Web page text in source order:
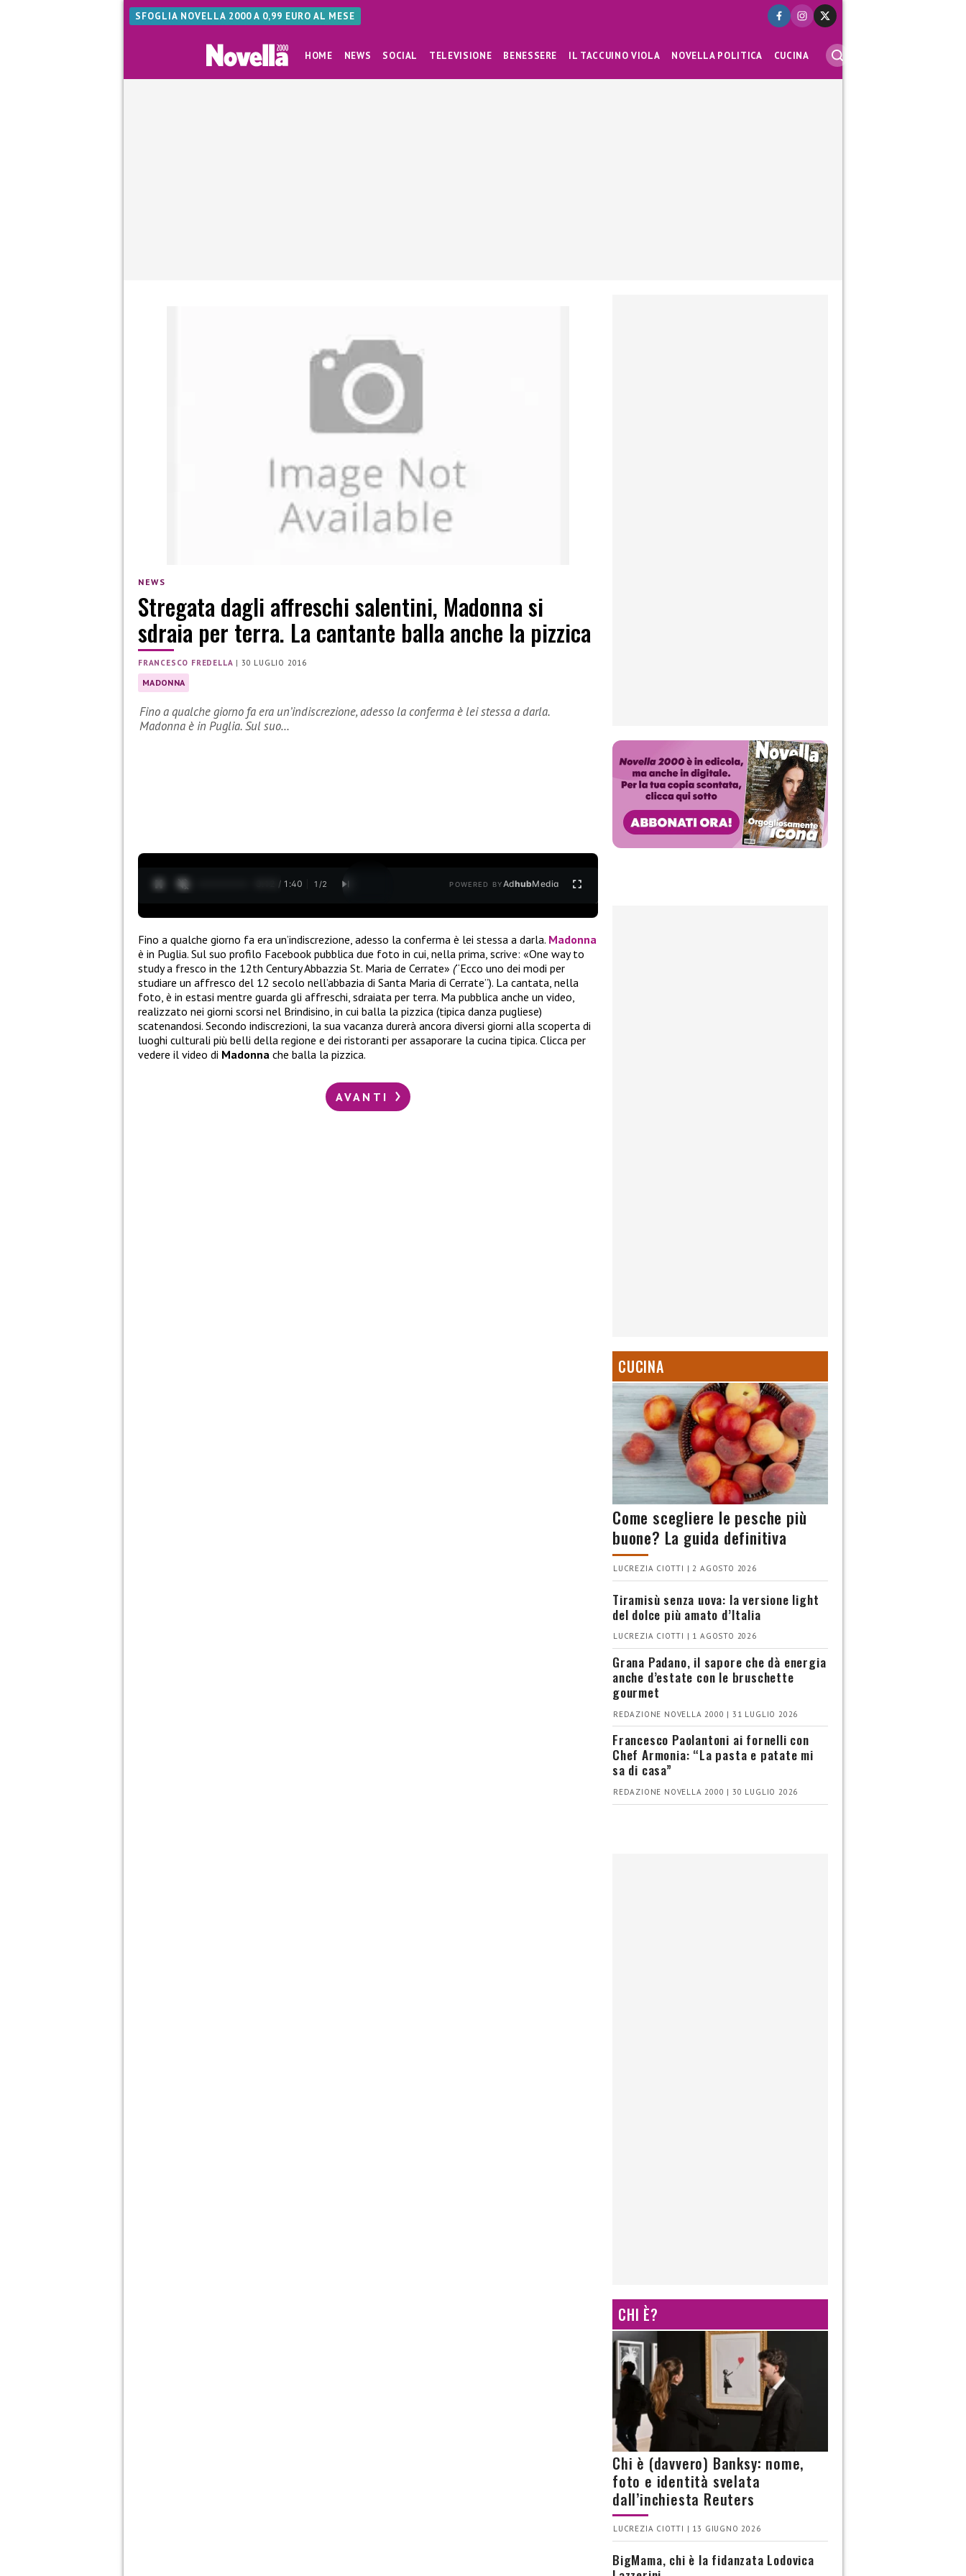
SFOGLIA NOVELLA 2000 A 0,99 EURO AL MESE
HOME NEWS SOCIAL TELEVISIONE BENESSERE IL TACCUINO VIOLA NOVELLA POLITICA CUCINA
NEWS
Stregata dagli affreschi salentini, Madonna si
sdraia per terra. La cantante balla anche la pizzica
FRANCESCO FREDELLA | 30 LUGLIO 2016
MADONNA
Fino a qualche giorno fa era un’indiscrezione, adesso la conferma è lei stessa a darla.
Madonna è in Puglia. Sul suo…
0:13 / 1:40 1 /2 POWERED BYAdhubMedia
Fino a qualche giorno fa era un’indiscrezione, adesso la conferma è lei stessa a darla. Madonna
è in Puglia. Sul suo profilo Facebook pubblica due foto in cui, nella prima, scrive: «One way to
study a fresco in the 12th Century Abbazzia St. Maria de Cerrate» (“Ecco uno dei modi per
studiare un affresco del 12 secolo nell’abbazia di Santa Maria di Cerrate”). La cantata, nella
foto, è in estasi mentre guarda gli affreschi, sdraiata per terra. Ma pubblica anche un video,
realizzato nei giorni scorsi nel Brindisino, in cui balla la pizzica (tipica danza pugliese)
scatenandosi. Secondo indiscrezioni, la sua vacanza durerà ancora diversi giorni alla scoperta di
luoghi culturali più belli della regione e dei ristoranti per assaporare la cucina tipica. Clicca per
vedere il video di Madonna che balla la pizzica.
AVANTI
CUCINA
Come scegliere le pesche più
buone? La guida definitiva
LUCREZIA CIOTTI | 2 AGOSTO 2026
Tiramisù senza uova: la versione light
del dolce più amato d’Italia
LUCREZIA CIOTTI | 1 AGOSTO 2026
Grana Padano, il sapore che dà energia
anche d’estate con le bruschette
gourmet
REDAZIONE NOVELLA 2000 | 31 LUGLIO 2026
Francesco Paolantoni ai fornelli con
Chef Armonia: “La pasta e patate mi
sa di casa”
REDAZIONE NOVELLA 2000 | 30 LUGLIO 2026
CHI È?
Chi è (davvero) Banksy: nome,
foto e identità svelata
dall’inchiesta Reuters
LUCREZIA CIOTTI | 13 GIUGNO 2026
BigMama, chi è la fidanzata Lodovica